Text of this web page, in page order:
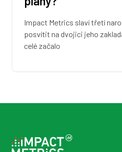
Impact Metrics slaví třetí
posvítit na dvojici jeho
celé začalo